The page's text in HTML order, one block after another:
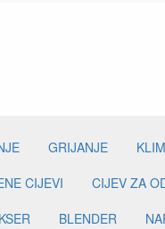
GRIJANJE
CIJEVI CIJEV ZA
BLENDER